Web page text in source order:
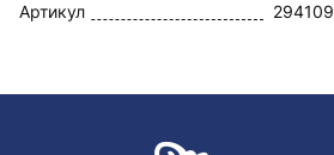
Артикул 294109